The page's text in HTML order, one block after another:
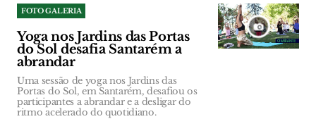
FOTO GALERIA
Yoga nos Jardins das Portas
do Sol desafia Santarém a
abrandar
Uma sessão de yoga nos Jardins das
Portas do Sol, em Santarém, desafiou os
participantes a abrandar e a desligar do
ritmo acelerado do quotidiano.